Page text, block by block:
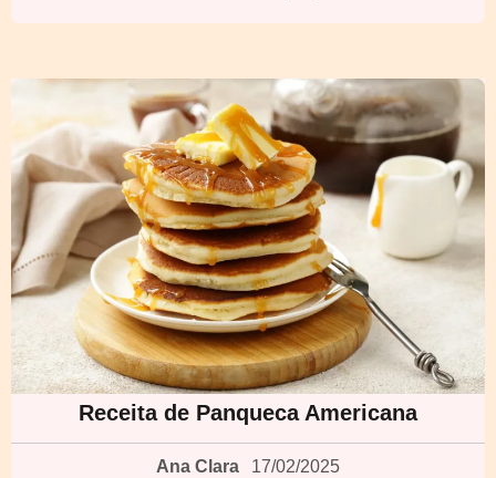
Receita de Panqueca Americana
Ana Clara 17/02/2025